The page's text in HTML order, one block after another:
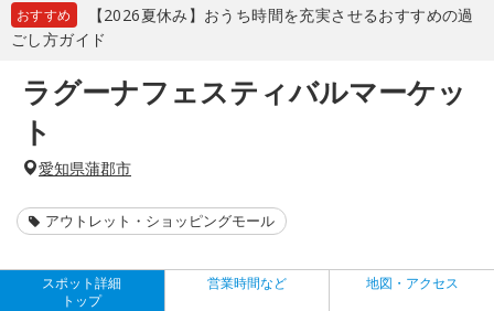
おすすめ
【2026夏休み】おうち時間を充実させるおすすめの過
ごし方ガイド
ラグーナフェスティバルマーケッ
ト
愛知県蒲郡市
アウトレット・ショッピングモール
スポット詳細
トップ
営業時間など 地図・アクセス